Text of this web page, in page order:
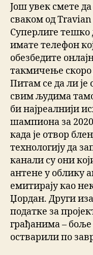
Још увек смете
сваком од Travian
Суперлиге тешко
имате телефон
обезбедите
такмичење
Питам се да ли
свим људима
би најреалнији
шампиона за
када је отвор
технологију да
канали су они
антене у облику
емитирају као
Џордан. Други
податке за
грађанима –
остварили по